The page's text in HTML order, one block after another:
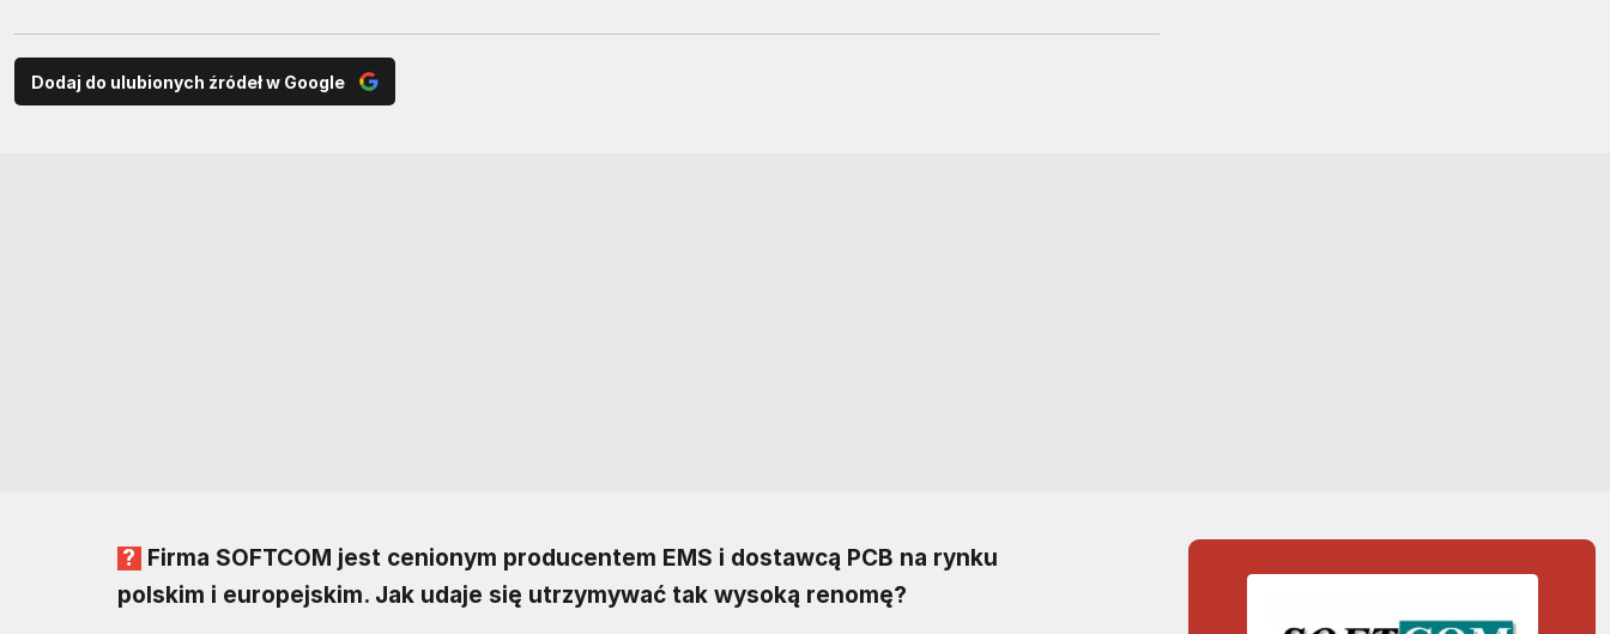
Dodaj do ulubionych źródeł w Google
Firma SOFTCOM jest cenionym producentem EMS i dostawcą PCB na rynku
polskim i europejskim. Jak udaje się utrzymywać tak wysoką renomę?